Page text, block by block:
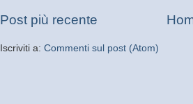
Post più recente
Iscriviti a: Commenti sul post (Atom)